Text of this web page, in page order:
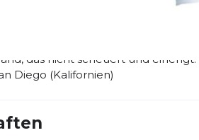
für lange Haltbarkeit.
bieten gleichzeitig ein
Aufbewahrung von Trainings-
das nicht scheuert und
Diego (Kalifornien)